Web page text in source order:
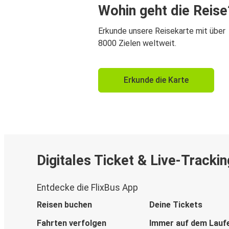
Wohin geht die
Erkunde unsere Reisekarte mit über
8000 Zielen weltweit.
Erkunde die Karte
Digitales Ticket & Live-
Entdecke die FlixBus App
Reisen buchen
Deine Tickets
Fahrten verfolgen
Immer auf dem